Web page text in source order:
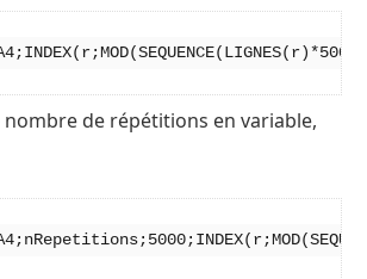
nombre de répétitions en variable,